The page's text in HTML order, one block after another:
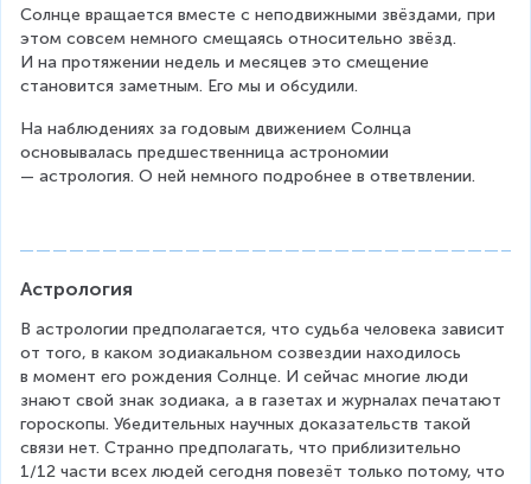
Солнце вращается вместе с неподвижными звёздами, при
этом совсем немного смещаясь относительно звёзд.
И на протяжении недель и месяцев это смещение
становится заметным. Его мы и обсудили.
На наблюдениях за годовым движением Солнца
основывалась предшественница астрономии
— астрология. О ней немного подробнее в ответвлении.
Астрология
В астрологии предполагается, что судьба человека зависит
от того, в каком зодиакальном созвездии находилось
в момент его рождения Солнце. И сейчас многие люди
знают свой знак зодиака, а в газетах и журналах печатают
гороскопы. Убедительных научных доказательств такой
связи нет. Странно предполагать, что приблизительно
1/12 части всех людей сегодня повезёт только потому, что